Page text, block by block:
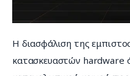
Η διασφάλιση της
κατασκευαστών hardware